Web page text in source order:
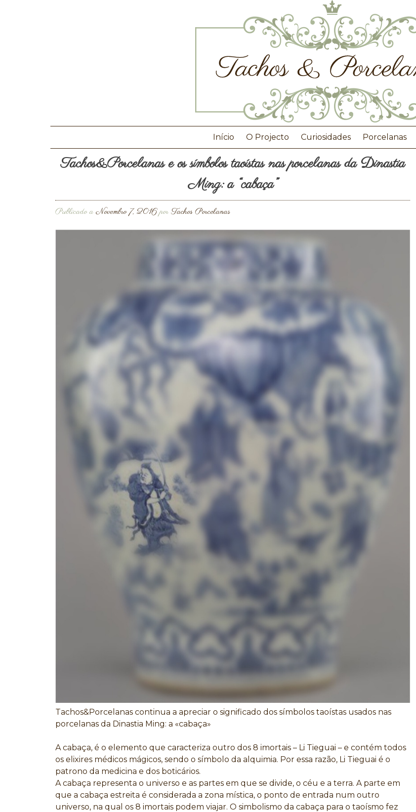
Início O Projecto Curiosidades Porcelanas
Tachos&Porcelanas e os símbolos taoístas nas porcelanas da Dinastia
Ming: a “cabaça”
Publicado a Novembro 7, 2016por Tachos Porcelanas
Tachos&Porcelanas continua a apreciar o significado dos símbolos taoístas usados nas
porcelanas da Dinastia Ming: a «cabaça»
A cabaça, é o elemento que caracteriza outro dos 8 imortais – Li Tieguai – e contém todos
os elixires médicos mágicos, sendo o símbolo da alquimia. Por essa razão, Li Tieguai é o
patrono da medicina e dos boticários.
A cabaça representa o universo e as partes em que se divide, o céu e a terra. A parte em
que a cabaça estreita é considerada a zona mística, o ponto de entrada num outro
universo, na qual os 8 imortais podem viajar. O simbolismo da cabaça para o taoísmo fez